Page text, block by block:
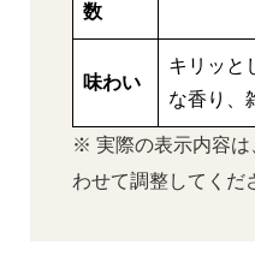
数
味わい
キリッと
な香り、
※ 実際の表示内容は
わせて調整してくだ